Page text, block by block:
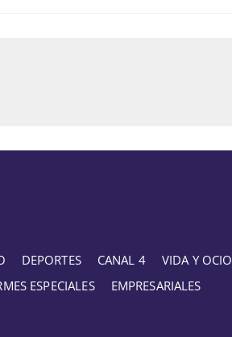
DEPORTES CANAL 4
VIDA Y OCIO
ESPECIALES EMPRESARIALES